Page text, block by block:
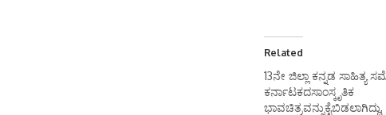
Related
13ನೇ ಜಿಲ್ಲಾ ಕನ್ನಡ ಸಾಹಿತ್ಯ
ಕರ್ನಾಟಕದಸಾಂಸ್ಕೃತಿಕ